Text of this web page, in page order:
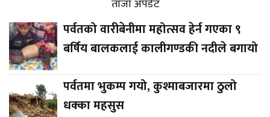
ताजा अपडेट
पर्वतको वारीबेनीमा महोत्सव हेर्न गएका ९
बर्षिय बालकलाई कालीगण्डकी नदीले बगायो
पर्वतमा भुकम्प गयो, कुश्माबजारमा ठुलो
धक्का महसुस